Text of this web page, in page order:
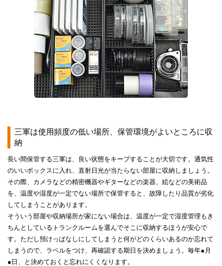
三軍は使用頻度の低い場所、保管環境がよいところに収
納
長い間保管する三軍は、良い状態をキープすることが大切です。通気性
のいいボックスに入れ、直射日光が当たらない部屋に収納しましょう。
その際、カメラなどの精密機器やギターなどの楽器、絵などの美術品
を、温度や湿度が一定でない場所で保管すると、故障したり品質が劣化
してしまうことがあります。
そういう部屋や収納場所が家にない場合は、温度が一定で湿度管理もき
ちんとしているトランクルームを選んでそこに収納するほうが安心で
す。ただし預けっぱなしにしてしまうと何がどのくらいあるのか忘れて
しまうので、ラベルをつけ、再確認する期日を決めましょう。毎年●月
●日、と決めておくと忘れにくくなります。